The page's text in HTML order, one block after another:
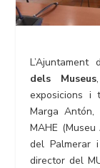
L’Ajuntament
dels Museus
exposicions i
Marga
MAHE (Museu
del Palmerar
director del